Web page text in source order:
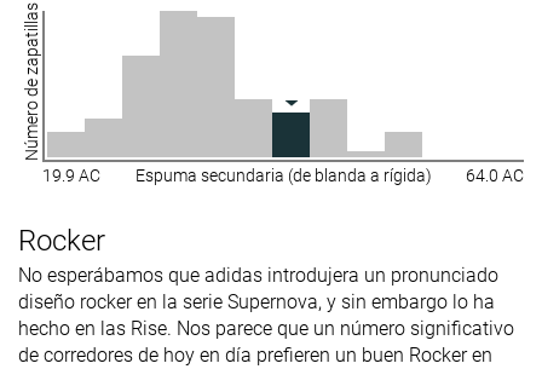
Número de zapatillas
19.9 AC Espuma secundaria (de blanda a rígida) 64.0 AC
Rocker
No esperábamos que adidas introdujera un pronunciado
diseño rocker en la serie Supernova, y sin embargo lo ha
hecho en las Rise. Nos parece que un número significativo
de corredores de hoy en día prefieren un buen Rocker en